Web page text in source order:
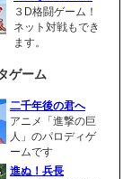
３D格闘ゲーム！
ネット対戦もでき
ます。
ゲーム
二千年後の君へ
アニメ「進撃の巨
人」のパロディゲ
ームです
進ぬ！兵長